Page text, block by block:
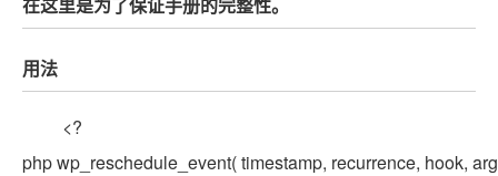
用法
<?
php wp_reschedule_event( timestamp, recurrence, hook,